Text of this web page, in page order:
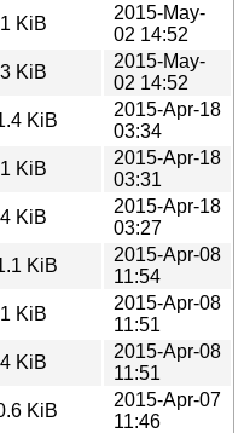
KiB
2015-May-
02 14:52
KiB
2015-May-
02 14:52
KiB
2015-Apr-18
03:34
KiB
2015-Apr-18
03:31
KiB
2015-Apr-18
03:27
KiB
2015-Apr-08
11:54
KiB
2015-Apr-08
11:51
KiB
2015-Apr-08
11:51
KiB
2015-Apr-07
11:46